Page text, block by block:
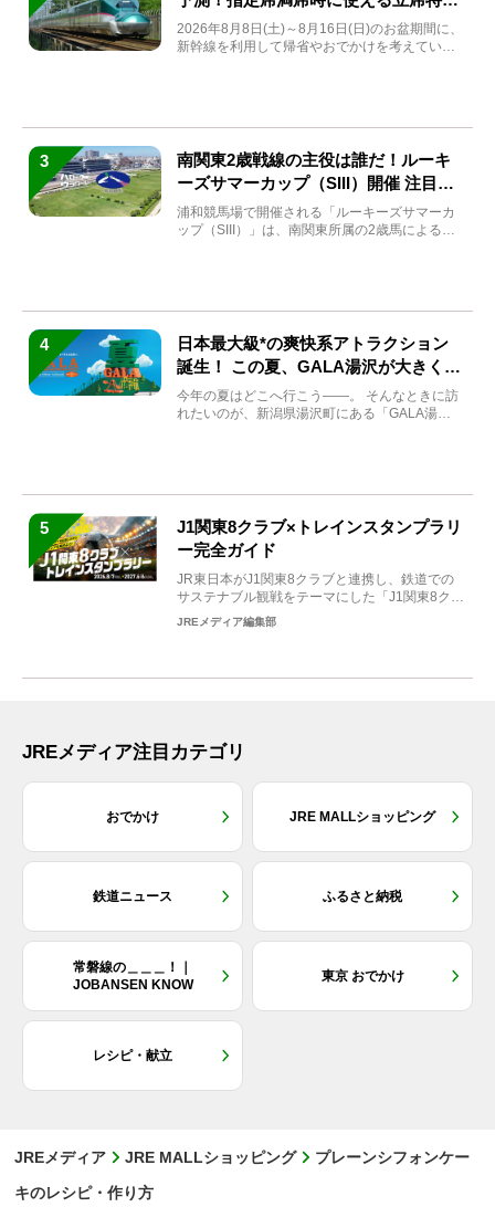
券も解説
2026年8月8日(土)～8月16日(日)のお盆期間に、
新幹線を利用して帰省やおでかけを考えている
3
南関東2歳戦線の主役は誰だ！ルーキ
ーズサマーカップ（SIII）開催 注目馬
と見どころをチェック
浦和競馬場で開催される「ルーキーズサマーカ
ップ（SIII）」は、南関東所属の2歳馬による注
4
日本最大級*の爽快系アトラクション
誕生！ この夏、GALA湯沢が大きく生
まれ変わる
今年の夏はどこへ行こう――。 そんなときに訪
れたいのが、新潟県湯沢町にある「GALA湯
5
J1関東8クラブ×トレインスタンプラリ
ー完全ガイド
JR東日本がJ1関東8クラブと連携し、鉄道での
サステナブル観戦をテーマにした「J1関東8クラ
ブ×トレイン...
JREメディア編集部
JREメディア注目カテゴリ
おでかけ JRE MALLショッピング
鉄道ニュース ふるさと納税
常磐線の＿＿＿！｜
JOBANSEN KNOW
東京 おでかけ
レシピ・献立
JREメディア JRE MALLショッピング
プレーンシフォンケー
キのレシピ・作り方